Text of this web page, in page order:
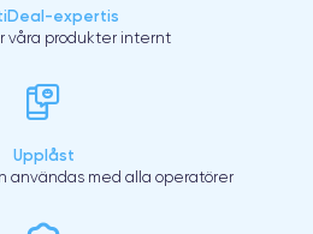
expertis
våra produkter internt
Upplåst
användas med alla operatörer